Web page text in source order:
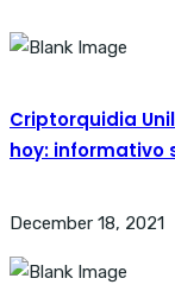
Criptorquidia
hoy: informativo
December 18, 2021